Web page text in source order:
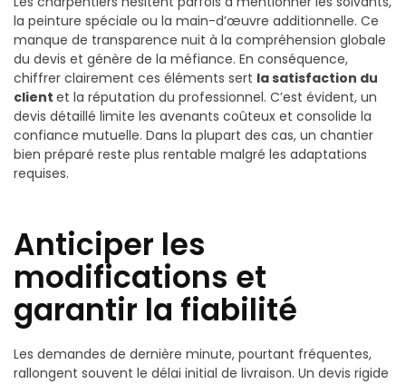
la peinture spéciale ou la main-d’œuvre additionnelle. Ce
manque de transparence nuit à la compréhension globale
du devis et génère de la méfiance. En conséquence,
chiffrer clairement ces éléments sert la satisfaction du
client et la réputation du professionnel. C’est évident, un
devis détaillé limite les avenants coûteux et consolide la
confiance mutuelle. Dans la plupart des cas, un chantier
bien préparé reste plus rentable malgré les adaptations
requises.
Anticiper les
modifications et
garantir la fiabilité
Les demandes de dernière minute, pourtant fréquentes,
rallongent souvent le délai initial de livraison. Un devis rigide